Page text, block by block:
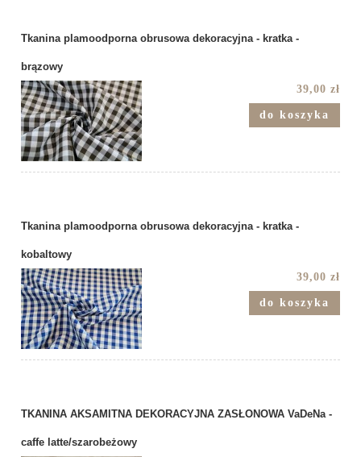
Tkanina plamoodporna obrusowa dekoracyjna - kratka -
brązowy
39,00 zł
do koszyka
Tkanina plamoodporna obrusowa dekoracyjna - kratka -
kobaltowy
39,00 zł
do koszyka
TKANINA AKSAMITNA DEKORACYJNA ZASŁONOWA VaDeNa -
caffe latte/szarobeżowy